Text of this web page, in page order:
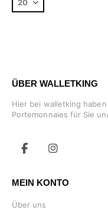
ÜBER WALLETKING
Hier bei walletking
Portemonnaies für Sie
MEIN KONTO
Über uns